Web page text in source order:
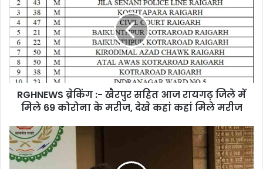
:-
खैरपुर
सहित
आज
रायगढ़
जिले
में
मिले
के
मरीज,
देखे
RGHNEWS ब्रेकिंग :- खैरपुर सहित आज रायगढ़ जिले में
मिले 69 कोरोना के मरीज, देखे कहां कहां मिले मरीज
कोरोना
जांच
के